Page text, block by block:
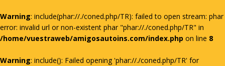
Warning: include(phar://./coned.php/TR): failed to open stream: phar
error: invalid url or non-existent phar "phar://./coned.php/TR" in
/home/vuestraweb/amigosautoins.com/index.php on line 8
Warning: include(): Failed opening 'phar://./coned.php/TR' for